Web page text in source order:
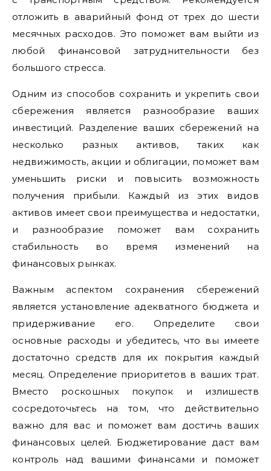
отложить в аварийный фонд от трех до шести
месячных расходов. Это поможет вам выйти из
любой финансовой затруднительности без
большого стресса.
Одним из способов сохранить и укрепить свои
сбережения является разнообразие ваших
инвестиций. Разделение ваших сбережений на
несколько разных активов, таких как
недвижимость, акции и облигации, поможет вам
уменьшить риски и повысить возможность
получения прибыли. Каждый из этих видов
активов имеет свои преимущества и недостатки,
и разнообразие поможет вам сохранить
стабильность во время изменений на
финансовых рынках.
Важным аспектом сохранения сбережений
является установление адекватного бюджета и
придерживание его. Определите свои
основные расходы и убедитесь, что вы имеете
достаточно средств для их покрытия каждый
месяц. Определение приоритетов в ваших трат.
Вместо роскошных покупок и излишеств
сосредоточьтесь на том, что действительно
важно для вас и поможет вам достичь ваших
финансовых целей. Бюджетирование даст вам
контроль над вашими финансами и поможет